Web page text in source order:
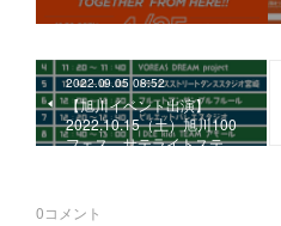
2022.09.05 08:52
【旭川イベント出演】
2022.10.15（土）旭川100
フェス サテライトステ…
0コメント